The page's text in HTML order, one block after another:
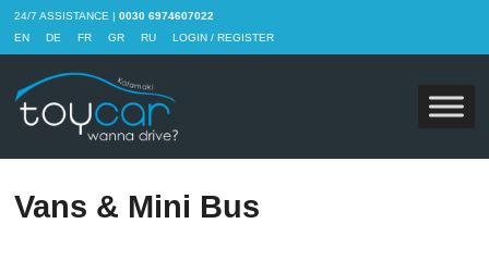
24/7 ASSISTANCE | 0030 6974607022
EN
DE FR GR RU LOGIN / REGISTER
Vans & Mini Bus